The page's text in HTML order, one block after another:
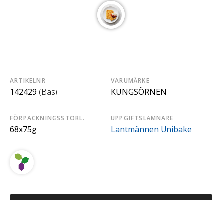
ARTIKELNR
142429 (Bas)
VARUMÄRKE
KUNGSÖRNEN
FÖRPACKNINGSSTORL.
68x75g
UPPGIFTSLÄMNARE
Lantmännen Unibake